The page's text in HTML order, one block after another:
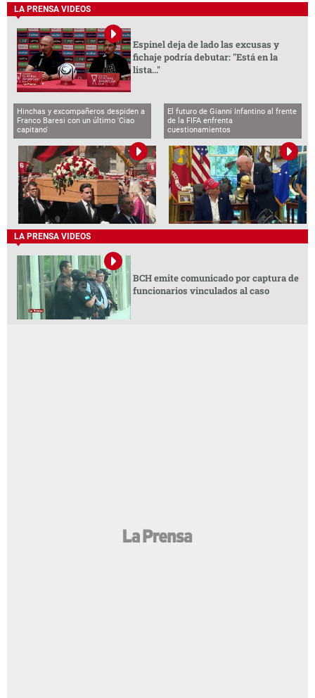
LA PRENSA VIDEOS
Espinel deja de lado las excusas y
fichaje podría debutar: "Está en la
lista..."
Hinchas y excompañeros despiden a
Franco Baresi con un último 'Ciao
capitano'
El futuro de Gianni Infantino al frente
de la FIFA enfrenta
cuestionamientos
LA PRENSA VIDEOS
BCH emite comunicado por captura de
funcionarios vinculados al caso